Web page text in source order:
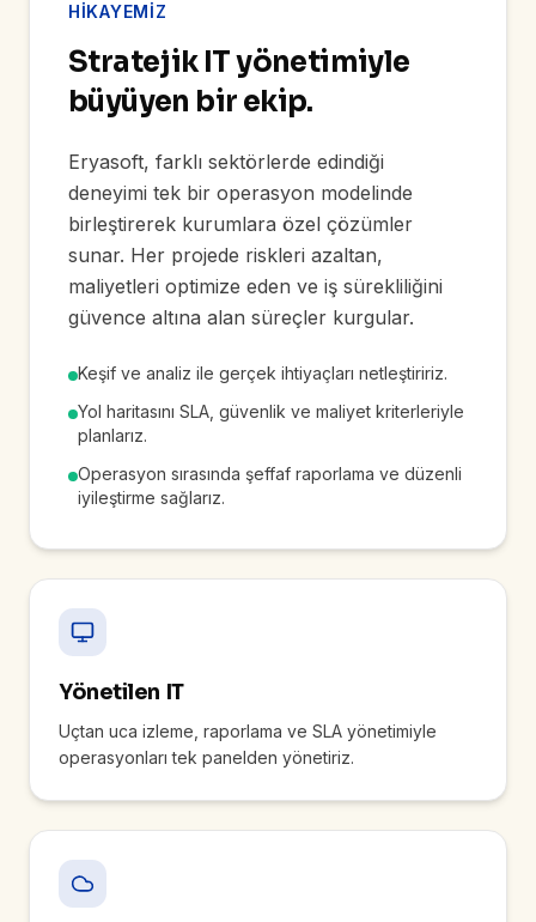
HIKAYEMIZ
Stratejik IT yönetimiyle
büyüyen bir ekip.
Eryasoft, farklı sektörlerde edindiği
deneyimi tek bir operasyon modelinde
birleştirerek kurumlara özel çözümler
sunar. Her projede riskleri azaltan,
maliyetleri optimize eden ve iş sürekliliğini
güvence altına alan süreçler kurgular.
Keşif ve analiz ile gerçek ihtiyaçları netleştiririz.
Yol haritasını SLA, güvenlik ve maliyet kriterleriyle
planlarız.
Operasyon sırasında şeffaf raporlama ve düzenli
iyileştirme sağlarız.
Yönetilen IT
Uçtan uca izleme, raporlama ve SLA yönetimiyle
operasyonları tek panelden yönetiriz.